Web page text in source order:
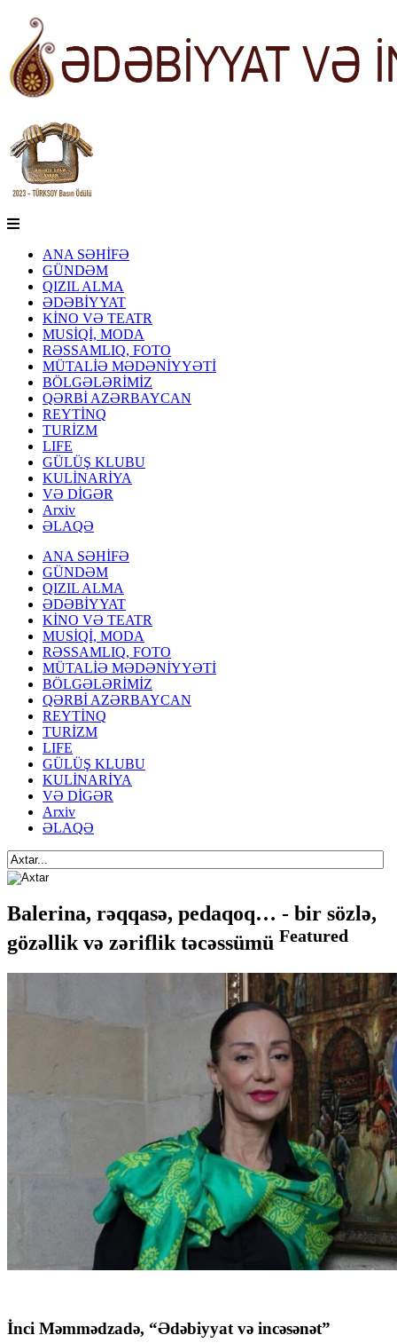
ANA SƏHİFƏ
GÜNDƏM
QIZIL ALMA
ƏDƏBİYYAT
KİNO VƏ TEATR
MUSİQİ, MODA
RƏSSAMLIQ, FOTO
MÜTALİƏ MƏDƏNİYYƏTİ
BÖLGƏLƏRİMİZ
QƏRBİ AZƏRBAYCAN
REYTİNQ
TURİZM
LIFE
GÜLÜŞ KLUBU
KULİNARİYA
VƏ DİGƏR
Arxiv
ƏLAQƏ
ANA SƏHİFƏ
GÜNDƏM
QIZIL ALMA
ƏDƏBİYYAT
KİNO VƏ TEATR
MUSİQİ, MODA
RƏSSAMLIQ, FOTO
MÜTALİƏ MƏDƏNİYYƏTİ
BÖLGƏLƏRİMİZ
QƏRBİ AZƏRBAYCAN
REYTİNQ
TURİZM
LIFE
GÜLÜŞ KLUBU
KULİNARİYA
VƏ DİGƏR
Arxiv
ƏLAQƏ
Balerina, rəqqasə, pedaqoq… - bir sözlə,
gözəllik və zəriflik təcəssümü Featured
İnci Məmmədzadə, “Ədəbiyyat və incəsənət”